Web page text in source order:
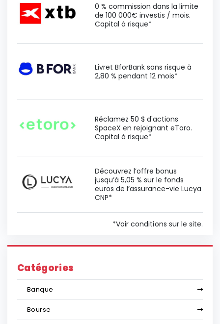
0 % commission dans la limite
de 100 000€ investis / mois.
Capital à risque*
Livret BforBank sans risque à
2,80 % pendant 12 mois*
Réclamez 50 $ d'actions
SpaceX en rejoignant eToro.
Capital à risque*
Découvrez l’offre bonus
jusqu’à 5,05 % sur le fonds
euros de l’assurance-vie Lucya
CNP*
*Voir conditions sur le site.
Catégories
Banque
Bourse